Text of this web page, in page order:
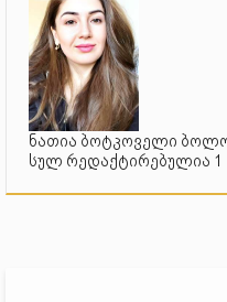
ნათია ბოტკოველი ბოლო
სულ რედაქტირებულია 1